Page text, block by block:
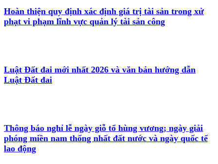
Hoàn thiện quy định xác định giá trị tài sản trong xử
phạt vi phạm lĩnh vực quản lý tài sản công
Luật Đất đai mới nhất 2026 và văn bản hướng dẫn
Luật Đất đai
Thông báo nghỉ lễ ngày giỗ tổ hùng vương; ngày giải
phóng miền nam thống nhất đất nước và ngày quốc tế
lao động